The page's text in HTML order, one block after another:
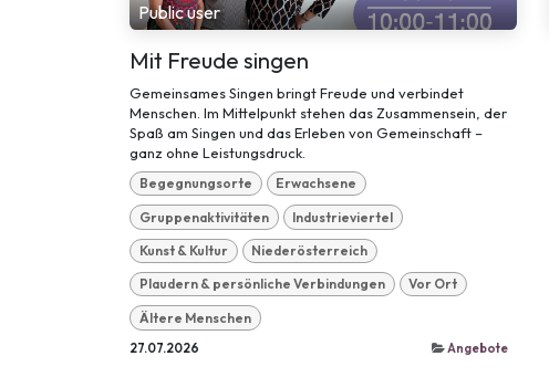
Public user
Mit Freude singen
Gemeinsames Singen bringt Freude und verbindet
Menschen. Im Mittelpunkt stehen das Zusammensein, der
Spaß am Singen und das Erleben von Gemeinschaft –
ganz ohne Leistungsdruck.
Begegnungsorte Erwachsene
Gruppenaktivitäten Industrieviertel
Kunst & Kultur Niederösterreich
Plaudern & persönliche Verbindungen Vor Ort
Ältere Menschen
27.07.2026 Angebote